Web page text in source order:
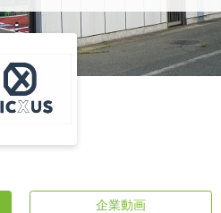
企業動画